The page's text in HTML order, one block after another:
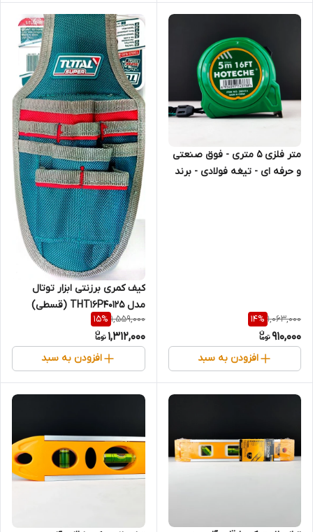
متر فلزی 5 متری - فوق صنعتی
و حرفه ای - تیغه فولادی - برند
1,063,000
14%
910,000
افزودن به سبد
کیف کمری برزنتی ابزار توتال
مدل THT16P40125 (قسطی)
1,559,000
15%
1,312,000
افزودن به سبد